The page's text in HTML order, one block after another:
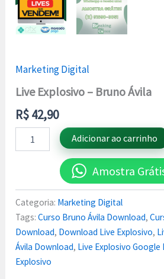
Marketing Digital
Live Explosivo – Bruno Ávila
R$42,90
Adicionar ao carrinho
Amostra
Categoria: Marketing Digital
Tags:Curso Bruno Ávila Download,
Download, Download Live Explosivo,
Ávila Download, Live Explosivo Google
Explosivo